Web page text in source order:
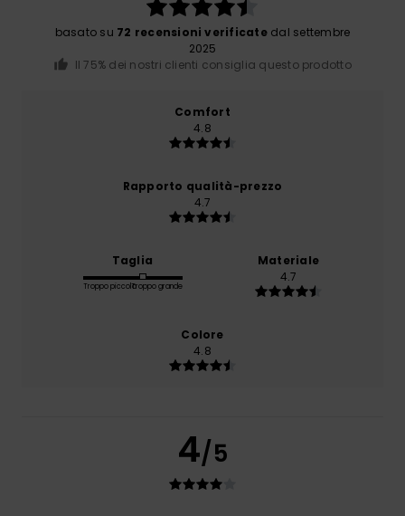
basato su 72 recensioni verificatedal settembre
2025
Il 75% dei nostri clienti consiglia questo prodotto
Comfort
4.8
Rapporto qualità-prezzo
4.7
Taglia
Troppo piccoloTroppo grande
Materiale
4.7
Colore
4.8
4/5